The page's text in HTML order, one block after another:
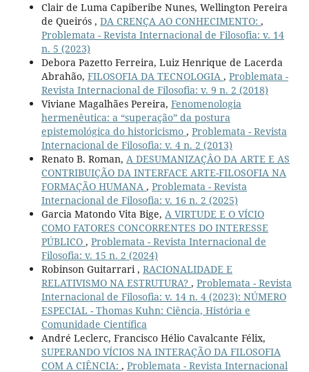
Clair de Luma Capiberibe Nunes, Wellington Pereira
de Queirós , DA CRENÇA AO CONHECIMENTO: ,
Problemata - Revista Internacional de Filosofia: v. 14
n. 5 (2023)
Debora Pazetto Ferreira, Luiz Henrique de Lacerda
Abrahão, FILOSOFIA DA TECNOLOGIA , Problemata -
Revista Internacional de Filosofia: v. 9 n. 2 (2018)
Viviane Magalhães Pereira, Fenomenologia
hermenêutica: a “superação” da postura
epistemológica do historicismo , Problemata - Revista
Internacional de Filosofia: v. 4 n. 2 (2013)
Renato B. Roman, A DESUMANIZAÇÂO DA ARTE E AS
CONTRIBUIÇÃO DA INTERFACE ARTE-FILOSOFIA NA
FORMAÇÃO HUMANA , Problemata - Revista
Internacional de Filosofia: v. 16 n. 2 (2025)
Garcia Matondo Vita Bige, A VIRTUDE E O VÍCIO
COMO FATORES CONCORRENTES DO INTERESSE
PÚBLICO , Problemata - Revista Internacional de
Filosofia: v. 15 n. 2 (2024)
Robinson Guitarrari , RACIONALIDADE E
RELATIVISMO NA ESTRUTURA? , Problemata - Revista
Internacional de Filosofia: v. 14 n. 4 (2023): NÚMERO
ESPECIAL - Thomas Kuhn: Ciência, História e
Comunidade Científica
André Leclerc, Francisco Hélio Cavalcante Félix,
SUPERANDO VÍCIOS NA INTERAÇÃO DA FILOSOFIA
COM A CIÊNCIA: , Problemata - Revista Internacional